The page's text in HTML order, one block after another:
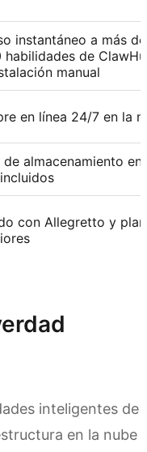
instantáneo a más de
habilidades de
manual
en línea 24/7 en la
de almacenamiento en
con Allegretto y
inteligentes de
en la nube